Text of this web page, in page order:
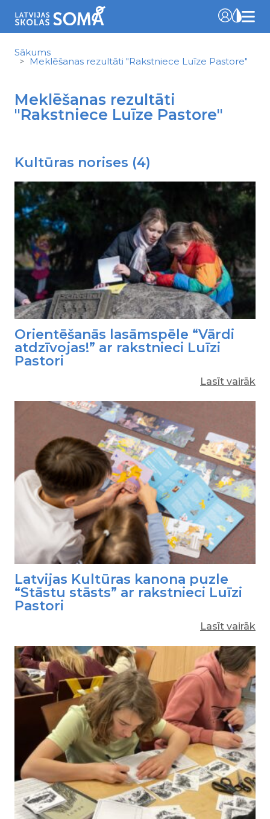
Sākums
Meklēšanas rezultāti "Rakstniece Luīze Pastore"
Meklēšanas rezultāti
"Rakstniece Luīze Pastore"
Kultūras norises (4)
Orientēšanās lasāmspēle “Vārdi
atdzīvojas!” ar rakstnieci Luīzi
Pastori
Lasīt vairāk
Latvijas Kultūras kanona puzle
“Stāstu stāsts” ar rakstnieci Luīzi
Pastori
Lasīt vairāk